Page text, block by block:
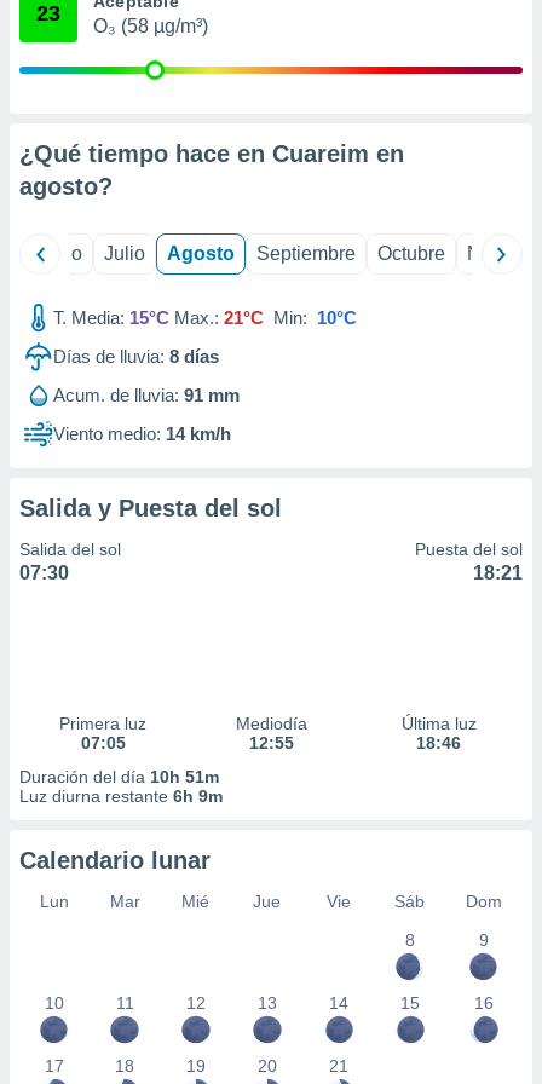
publicidad
publicidad
1199
23
O₃ (58 µg/m³)
¿Qué tiempo hace en Cuareim en
agosto?
Junio Julio Agosto Septiembre Octubre
T. Media: 15°C Max.: 21°C Min: 10°C
Días de lluvia: 8 días
Acum. de lluvia: 91 mm
Viento medio: 14 km/h
Salida y Puesta del sol
Salida del sol
07:30
Puesta del sol
18:21
Primera luz
07:05
Mediodía
12:55
Última luz
18:46
Duración del día 10h 51m
Luz diurna restante 6h 9m
Calendario lunar
Lun Mar Mié Jue Vie Sáb
Dom
8
9
10 11 12 13 14 15 16
17 18 19 20 21